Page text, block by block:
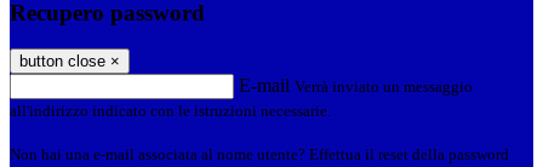
Recupero password
button close ×
E-mail Verrà inviato un messaggio
all'indirizzo indicato con le istruzioni necessarie.
Non hai una e-mail associata al nome utente? Effettua il reset della password